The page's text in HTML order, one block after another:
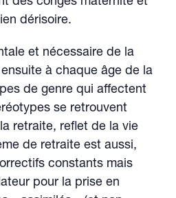
dérisoire.
et nécessaire de la
à chaque âge de la
de genre qui affectent
se retrouvent
retraite, reflet de la vie
de retraite est aussi,
constants mais
pour la prise en